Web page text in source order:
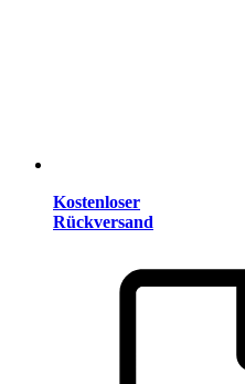
Kostenloser
Rückversand